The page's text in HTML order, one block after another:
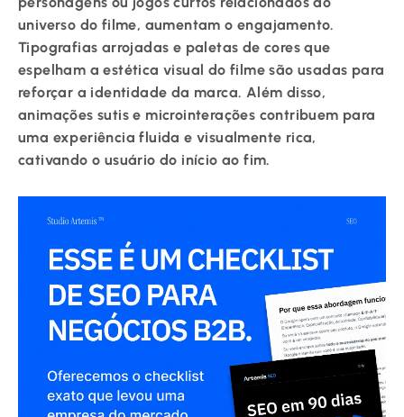
universo do filme, aumentam o engajamento.
Tipografias arrojadas e paletas de cores que
espelham a estética visual do filme são usadas para
reforçar a identidade da marca. Além disso,
animações sutis e microinterações contribuem para
uma experiência fluida e visualmente rica,
cativando o usuário do início ao fim.